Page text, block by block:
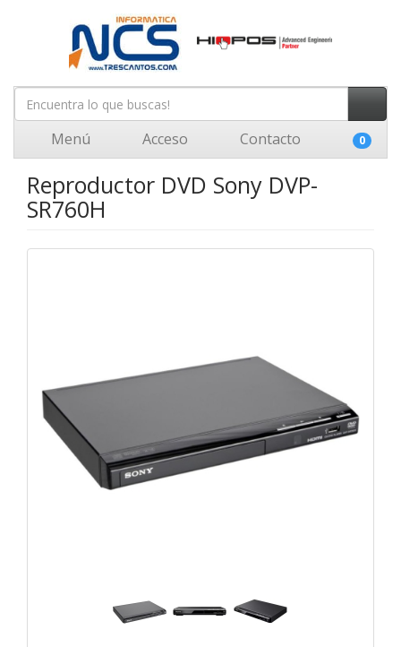
Menú Acceso Contacto 0
Reproductor DVD Sony DVP-
SR760H